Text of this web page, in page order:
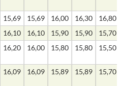
15,69 15,69 16,00 16,30
16,80
16,10 16,10 15,90 15,90
15,70
16,20 16,00 15,80 15,80 15,50
16,09 16,09 15,89 15,89 15,70